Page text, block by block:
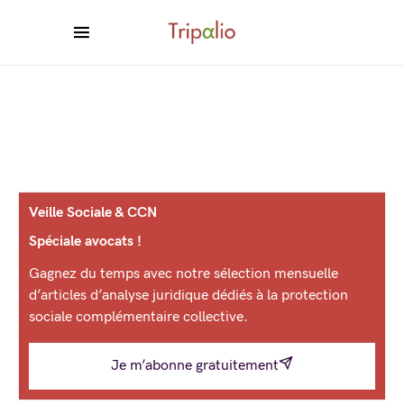
Veille Sociale & CCN
Spéciale avocats !
Gagnez du temps avec notre sélection mensuelle
d’articles d’analyse juridique dédiés à la protection
sociale complémentaire collective.
Je m’abonne gratuitement